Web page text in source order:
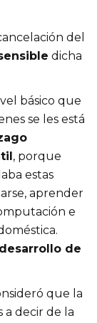
del
dicha
básico que
se les está
, porque
estas
aprender
e
de
que la
a decir de la